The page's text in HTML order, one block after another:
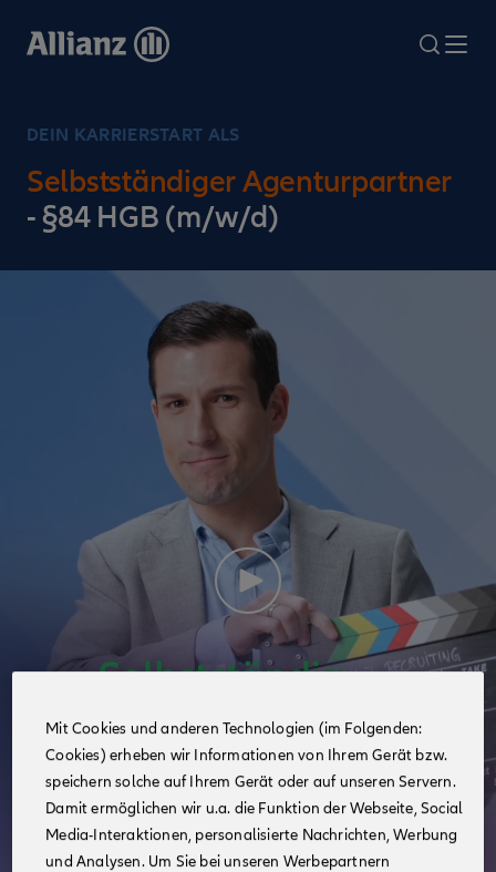
zum
search
DEIN KARRIERSTART ALS
Selbstständiger Agenturpartner
- §84 HGB (m/w/d)
Mit Cookies und anderen Technologien (im Folgenden:
Cookies) erheben wir Informationen von Ihrem Gerät bzw.
speichern solche auf Ihrem Gerät oder auf unseren Servern.
Damit ermöglichen wir u.a. die Funktion der Webseite, Social
Media-Interaktionen, personalisierte Nachrichten, Werbung
und Analysen. Um Sie bei unseren Werbepartnern